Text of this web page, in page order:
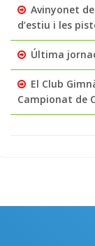
Avinyonet
d’estiu i les
Última
El Club
Campionat de